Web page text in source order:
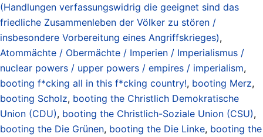
(Handlungen verfassungswidrig die geeignet sind das
friedliche Zusammenleben der Völker zu stören /
insbesondere Vorbereitung eines Angriffskrieges),
Atommächte / Obermächte / Imperien / Imperialismus /
nuclear powers / upper powers / empires / imperialism,
booting f*cking all in this f*cking country!, booting Merz,
booting Scholz, booting the Christlich Demokratische
Union (CDU), booting the Christlich-Soziale Union (CSU),
booting the Die Grünen, booting the Die Linke, booting the